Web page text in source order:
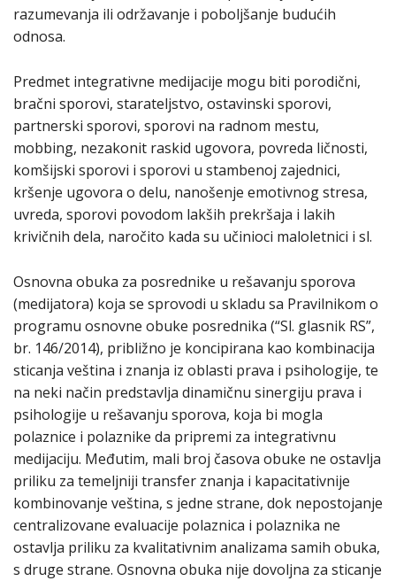
razumevanja ili održavanje i poboljšanje budućih
odnosa.
Predmet integrativne medijacije mogu biti porodični,
bračni sporovi, starateljstvo, ostavinski sporovi,
partnerski sporovi, sporovi na radnom mestu,
mobbing, nezakonit raskid ugovora, povreda ličnosti,
komšijski sporovi i sporovi u stambenoj zajednici,
kršenje ugovora o delu, nanošenje emotivnog stresa,
uvreda, sporovi povodom lakših prekršaja i lakih
krivičnih dela, naročito kada su učinioci maloletnici i sl.
Osnovna obuka za posrednike u rešavanju sporova
(medijatora) koja se sprovodi u skladu sa Pravilnikom o
programu osnovne obuke posrednika (“Sl. glasnik RS”,
br. 146/2014), približno je koncipirana kao kombinacija
sticanja veština i znanja iz oblasti prava i psihologije, te
na neki način predstavlja dinamičnu sinergiju prava i
psihologije u rešavanju sporova, koja bi mogla
polaznice i polaznike da pripremi za integrativnu
medijaciju. Međutim, mali broj časova obuke ne ostavlja
priliku za temeljniji transfer znanja i kapacitativnije
kombinovanje veština, s jedne strane, dok nepostojanje
centralizovane evaluacije polaznica i polaznika ne
ostavlja priliku za kvalitativnim analizama samih obuka,
s druge strane. Osnovna obuka nije dovoljna za sticanje